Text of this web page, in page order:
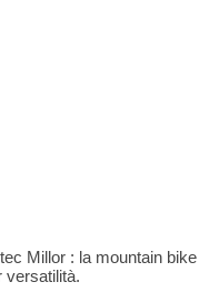
Millor : la mountain
versatilità.